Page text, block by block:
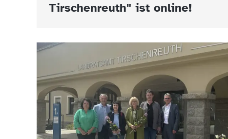
Tirschenreuth" ist online!